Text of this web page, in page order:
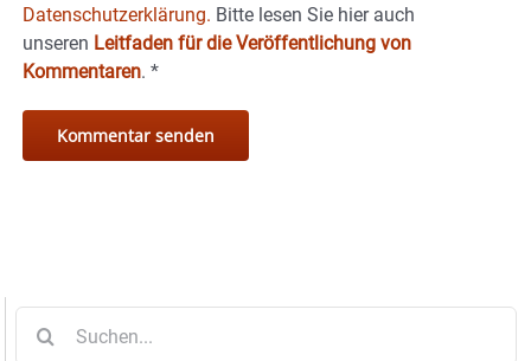
Datenschutzerklärung. Bitte lesen Sie hier auch
unseren Leitfaden für die Veröffentlichung von
Kommentaren. *
nach: